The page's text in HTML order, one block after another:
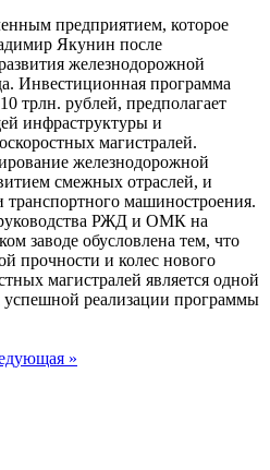
предприятием, которое
Якунин после
железнодорожной
Инвестиционная программа
трлн. рублей, предполагает
инфраструктуры и
магистралей.
железнодорожной
смежных отраслей, и
транспортного машиностроения.
РЖД и ОМК на
заводе обусловлена тем, что
прочности и колес нового
магистралей является одной
реализации программы
»